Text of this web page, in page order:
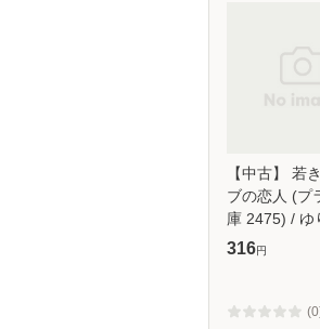
【中古】 若
ブの恋人 (プ
庫 2475) / ゆ
/ プランタン
316円